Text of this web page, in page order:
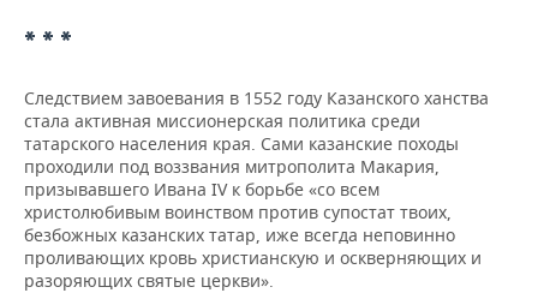
* * *
Следствием завоевания в 1552 году Казанского ханства
стала активная миссионерская политика среди
татарского населения края. Сами казанские походы
проходили под воззвания митрополита Макария,
призывавшего Ивана IV к борьбе «со всем
христолюбивым воинством против супостат твоих,
безбожных казанских татар, иже всегда неповинно
проливающих кровь христианскую и оскверняющих и
разоряющих святые церкви».